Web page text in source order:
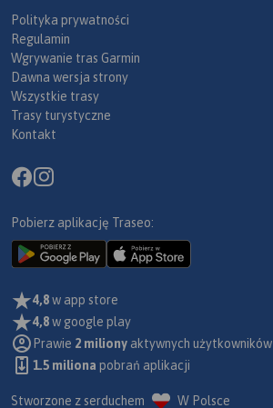
Polityka prywatności
Regulamin
Wgrywanie tras Garmin
Dawna wersja strony
Wszystkie trasy
Trasy turystyczne
Kontakt
Pobierz aplikację Traseo:
4,8w app store
4,8w google play
Prawie 2 miliony aktywnych użytkowników
1.5 miliona pobrań aplikacji
Stworzone z serduchem W Polsce